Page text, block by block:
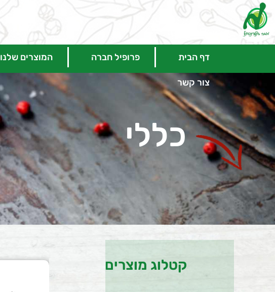
דף הבית פרופיל חברה המוצרים שלנו
צור קשר
כללי
קטלוג מוצרים